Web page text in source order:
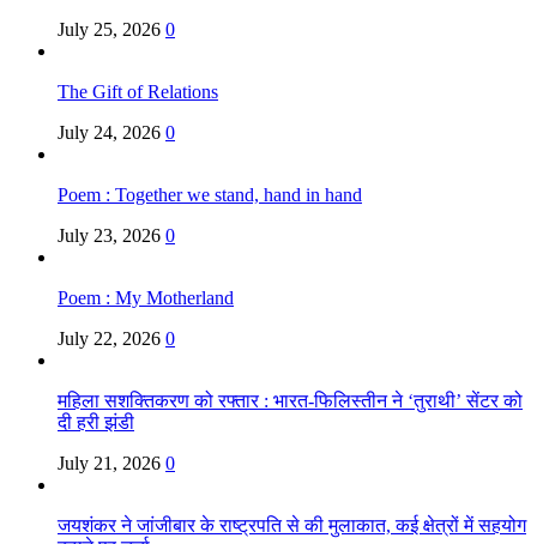
July 25, 2026 0
The Gift of Relations
July 24, 2026 0
Poem : Together we stand, hand in hand
July 23, 2026 0
Poem : My Motherland
July 22, 2026 0
महिला सशक्तिकरण को रफ्तार : भारत-फिलिस्तीन ने ‘तुराथी’ सेंटर को
दी हरी झंडी
July 21, 2026 0
जयशंकर ने जांजीबार के राष्ट्रपति से की मुलाकात, कई क्षेत्रों में सहयोग